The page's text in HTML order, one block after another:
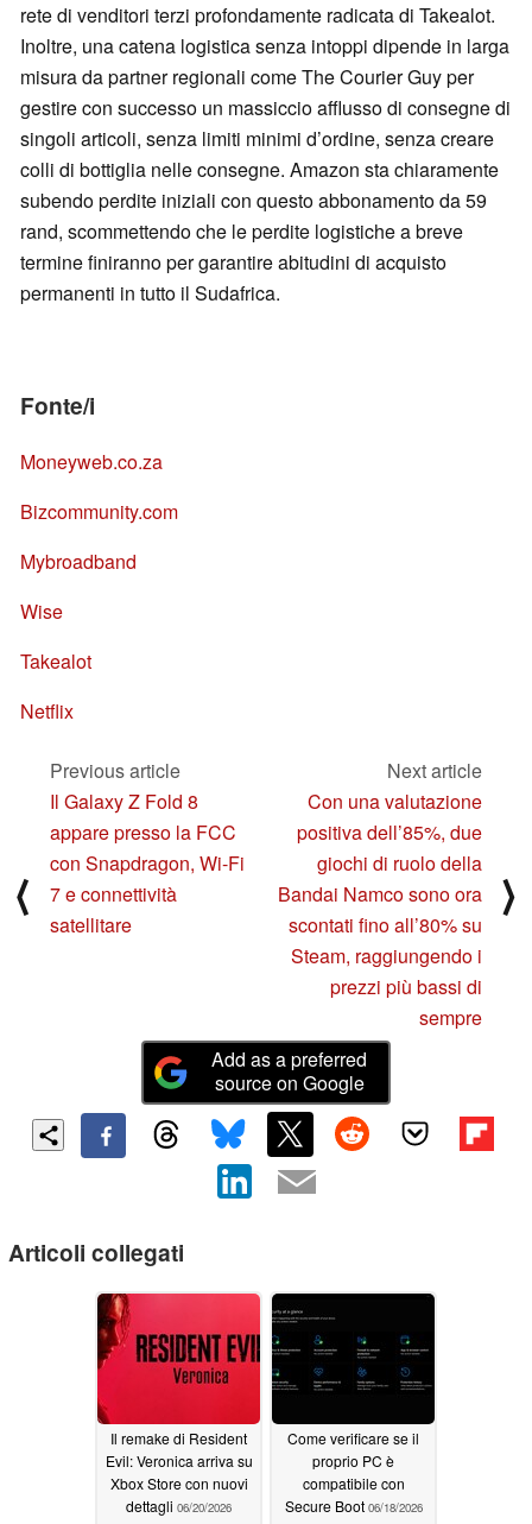
rete di venditori terzi profondamente radicata di Takealot.
Inoltre, una catena logistica senza intoppi dipende in larga
misura da partner regionali come The Courier Guy per
gestire con successo un massiccio afflusso di consegne di
singoli articoli, senza limiti minimi d’ordine, senza creare
colli di bottiglia nelle consegne. Amazon sta chiaramente
subendo perdite iniziali con questo abbonamento da 59
rand, scommettendo che le perdite logistiche a breve
termine finiranno per garantire abitudini di acquisto
permanenti in tutto il Sudafrica.
Fonte/i
Moneyweb.co.za
Bizcommunity.com
Mybroadband
Wise
Takealot
Netflix
⟨
Previous article
Il Galaxy Z Fold 8
appare presso la FCC
con Snapdragon, Wi-Fi
7 e connettività
satellitare
Next article
Con una valutazione
positiva dell’85%, due
giochi di ruolo della
Bandai Namco sono ora
scontati fino all’80% su
Steam, raggiungendo i
prezzi più bassi di
sempre
⟩
Add as a preferred
source on Google
Articoli collegati
Il remake di Resident
Evil: Veronica arriva su
Xbox Store con nuovi
dettagli 06/20/2026
Come verificare se il
proprio PC è
compatibile con
Secure Boot 06/18/2026